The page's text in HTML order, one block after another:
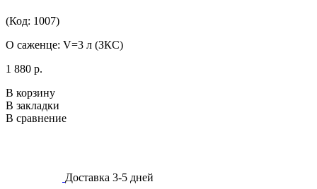
(Код: 1007)
О саженце: V=3 л (ЗКС)
1 880 р.
В корзину
В закладки
В сравнение
Доставка 3-5 дней